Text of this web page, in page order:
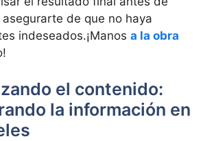
de que no haya
indeseados.¡Manos a la obra
el contenido:
la información en